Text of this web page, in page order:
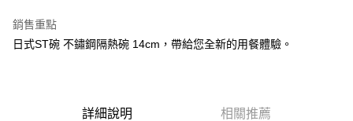
街口支付
悠遊付
AFTEE先享後付
銷售重點
日式ST碗 不鏽鋼隔熱碗 14cm，帶給您全新的用餐體驗。
詳細說明 相關推薦